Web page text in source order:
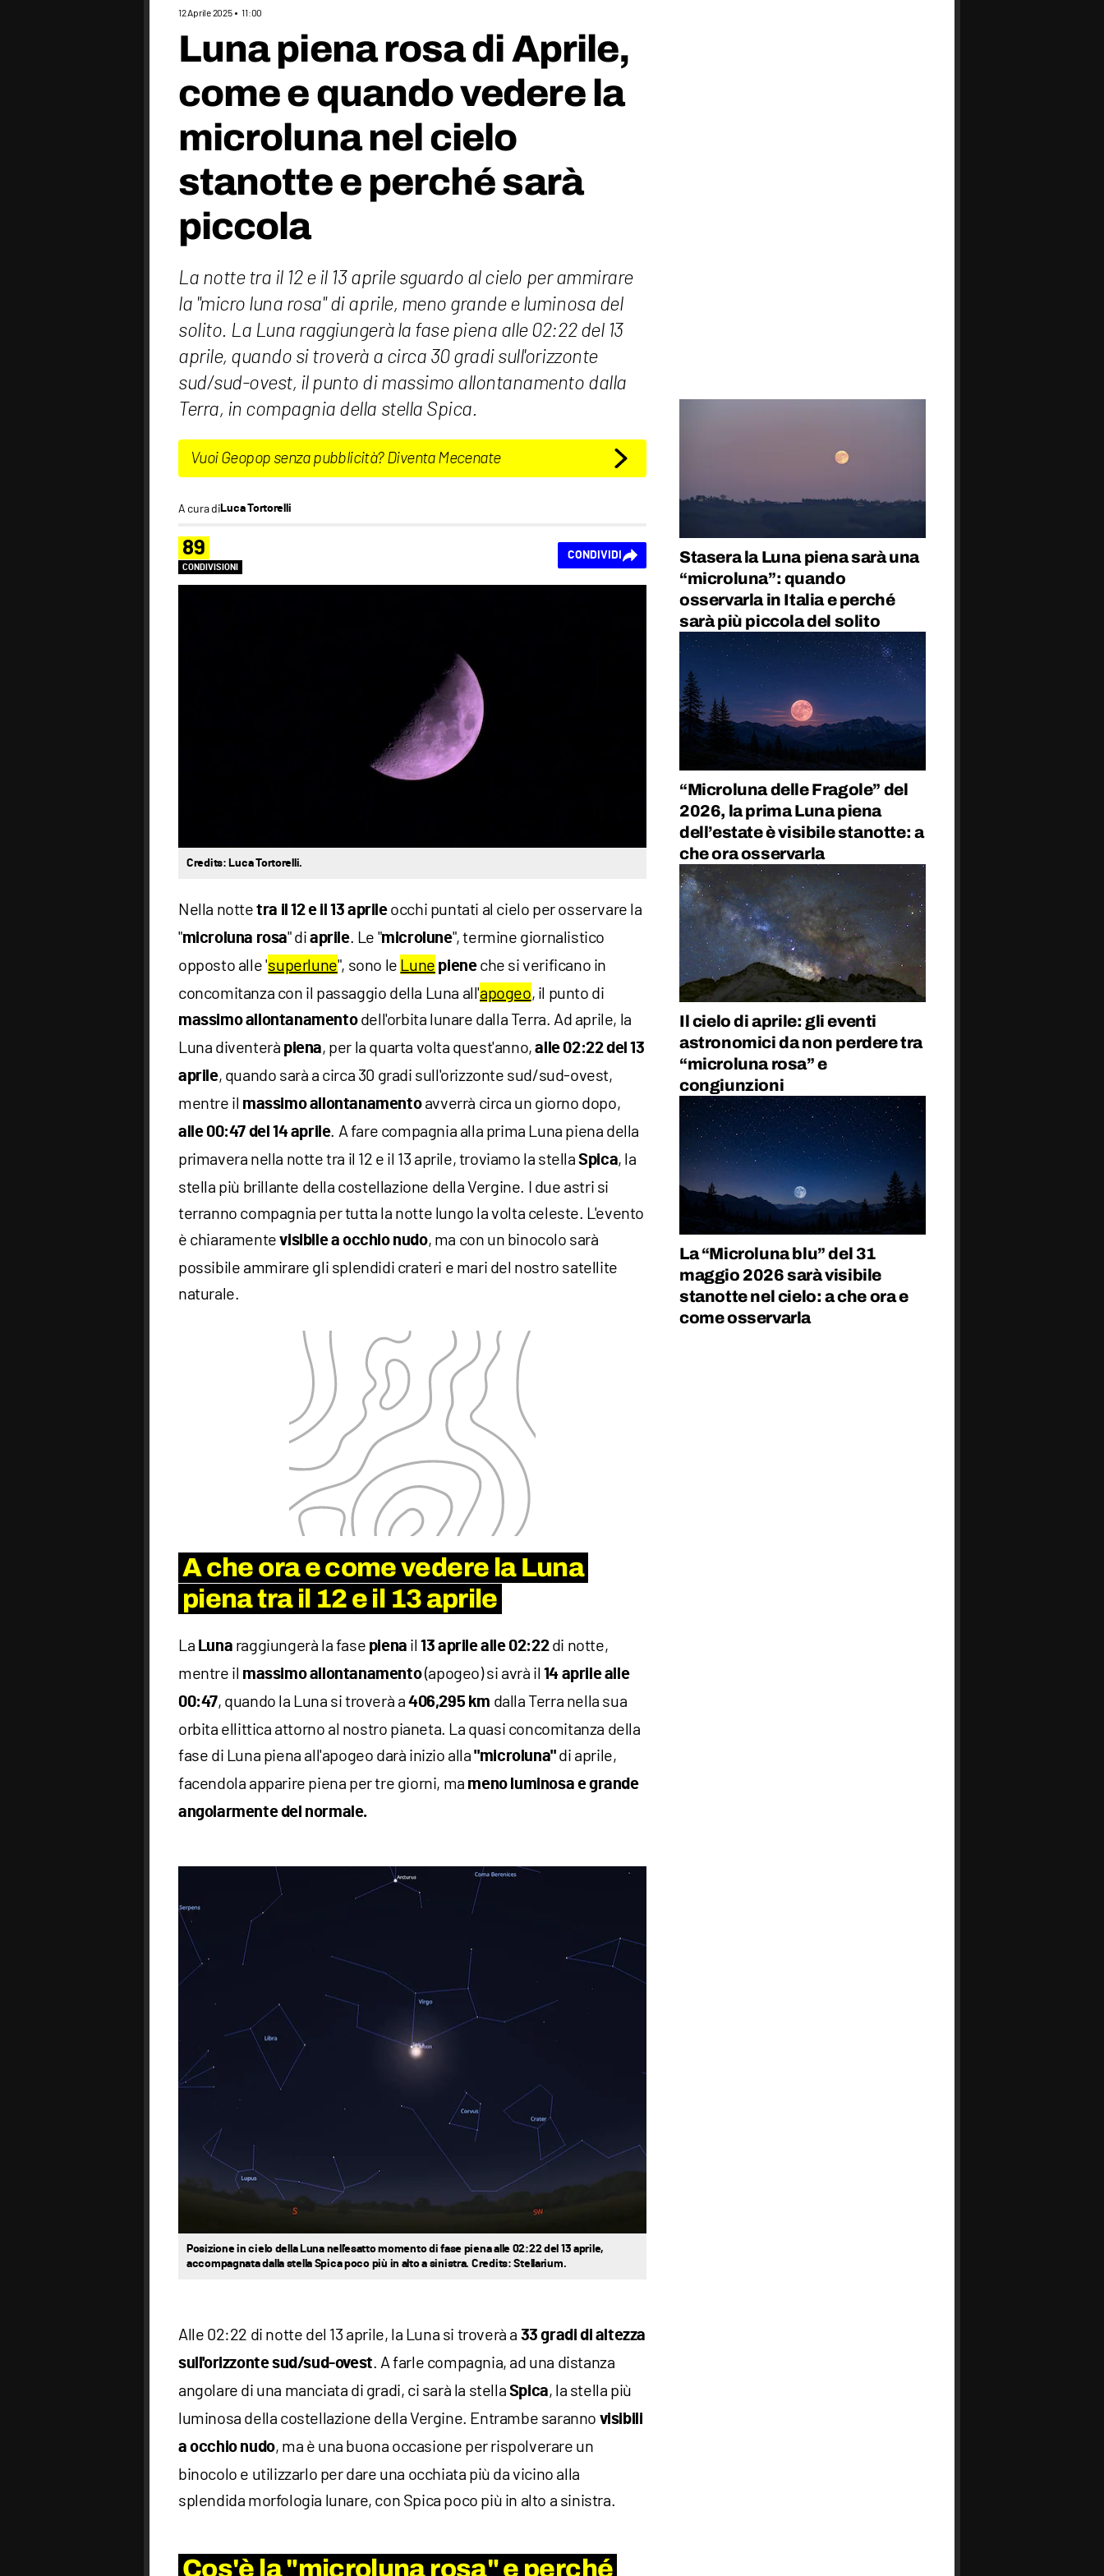
12 Aprile 2025 11:00
Luna piena rosa di Aprile,
come e quando vedere la
microluna nel cielo
stanotte e perché sarà
piccola
La notte tra il 12 e il 13 aprile sguardo al cielo per ammirare
la "micro luna rosa" di aprile, meno grande e luminosa del
solito. La Luna raggiungerà la fase piena alle 02:22 del 13
aprile, quando si troverà a circa 30 gradi sull'orizzonte
sud/sud-ovest, il punto di massimo allontanamento dalla
Terra, in compagnia della stella Spica.
Vuoi Geopop senza pubblicità? Diventa Mecenate
A cura diLuca Tortorelli
89
CONDIVISIONI
CONDIVIDI
Credits: Luca Tortorelli.
Nella nottetra il 12 e il 13 aprileocchi puntati al cielo per osservare la
"microluna rosa" di aprile. Le "microlune", termine giornalistico
opposto alle "superlune", sono le Lune pieneche si verificano in
concomitanza con il passaggio della Luna all'apogeo, il punto di
massimo allontanamentodell'orbita lunare dalla Terra. Ad aprile, la
Luna diventerà piena, per la quarta volta quest'anno,alle 02:22 del 13
aprile, quando sarà a circa 30 gradi sull'orizzonte sud/sud-ovest,
mentre il massimo allontanamentoavverrà circa un giorno dopo,
alle 00:47 del 14 aprile. A fare compagnia alla prima Luna piena della
primavera nella notte tra il 12 e il 13 aprile, troviamo la stellaSpica, la
stella più brillante della costellazione della Vergine. I due astri si
terranno compagnia per tutta la notte lungo la volta celeste. L'evento
è chiaramentevisibile a occhio nudo, ma con un binocolo sarà
possibile ammirare gli splendidi crateri e mari del nostro satellite
naturale.
A che ora e come vedere la Luna
piena tra il 12 e il 13 aprile
La Luna raggiungerà la fase piena il13 aprile alle 02:22di notte,
mentre il massimo allontanamento(apogeo) si avrà il 14 aprile alle
00:47, quando la Luna si troverà a 406,295 km dalla Terra nella sua
orbita ellittica attorno al nostro pianeta. La quasi concomitanza della
fase di Luna piena all'apogeo darà inizio alla"microluna"di aprile,
facendola apparire piena per tre giorni, ma meno luminosa e grande
angolarmente del normale.
Posizione in cielo della Luna nell'esatto momento di fase piena alle 02:22 del 13 aprile,
accompagnata dalla stella Spica poco più in alto a sinistra. Credits: Stellarium.
Alle 02:22 di notte del 13 aprile, la Luna si troverà a 33 gradi di altezza
sull'orizzonte sud/sud-ovest . A farle compagnia, ad una distanza
angolare di una manciata di gradi, ci sarà la stella Spica, la stella più
luminosa della costellazione della Vergine. Entrambe saranno visibili
a occhio nudo, ma è una buona occasione per rispolverare un
binocolo e utilizzarlo per dare una occhiata più da vicino alla
splendida morfologia lunare, con Spica poco più in alto a sinistra.
Cos'è la "microluna rosa" e perché
Stasera la Luna piena sarà una
“microluna”: quando
osservarla in Italia e perché
sarà più piccola del solito
“Microluna delle Fragole” del
2026, la prima Luna piena
dell’estate è visibile stanotte: a
che ora osservarla
Il cielo di aprile: gli eventi
astronomici da non perdere tra
“microluna rosa” e
congiunzioni
La “Microluna blu” del 31
maggio 2026 sarà visibile
stanotte nel cielo: a che ora e
come osservarla